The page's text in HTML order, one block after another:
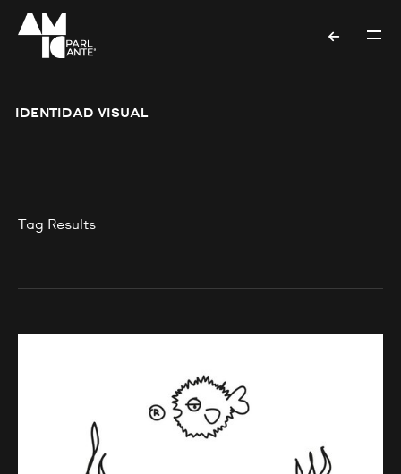
IDENTIDAD VISUAL
Tag Results